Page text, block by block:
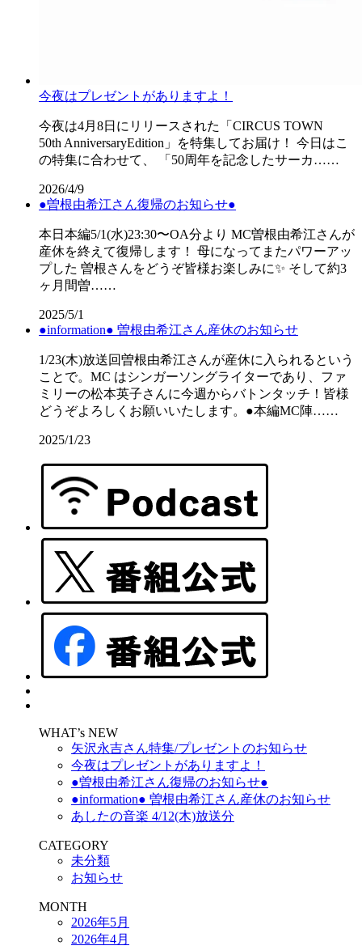
今夜はプレゼントがありますよ！
今夜は4月8日にリリースされた「CIRCUS TOWN
50th AnniversaryEdition」を特集してお届け！ 今日はこ
の特集に合わせて、 「50周年を記念したサーカ……
2026/4/9
●曽根由希江さん復帰のお知らせ●
本日本編5/1(水)23:30〜OA分より MC曽根由希江さんが
産休を終えて復帰します！ 母になってまたパワーアッ
プした 曽根さんをどうぞ皆様お楽しみに✨ そして約3
ヶ月間曽……
2025/5/1
●information● 曽根由希江さん産休のお知らせ
1/23(木)放送回曽根由希江さんが産休に入られるという
ことで。MC はシンガーソングライターであり、ファ
ミリーの松本英子さんに今週からバトンタッチ！皆様
どうぞよろしくお願いいたします。●本編MC陣……
2025/1/23
WHAT’s NEW
矢沢永吉さん特集/プレゼントのお知らせ
今夜はプレゼントがありますよ！
●曽根由希江さん復帰のお知らせ●
●information● 曽根由希江さん産休のお知らせ
あしたの音楽 4/12(木)放送分
CATEGORY
未分類
お知らせ
MONTH
2026年5月
2026年4月